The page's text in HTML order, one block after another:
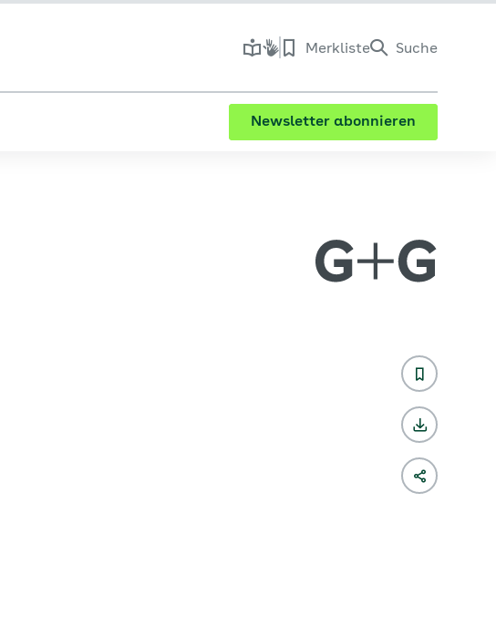
Merkliste Suche
Newsletter abonnieren